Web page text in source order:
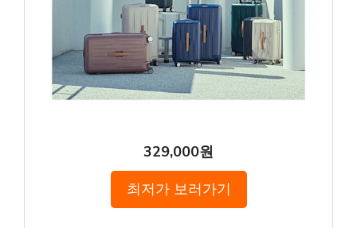
329,000원
최저가 보러가기